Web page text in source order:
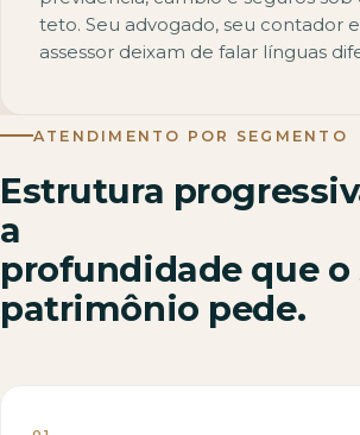
teto. Seu advogado, seu contador
assessor deixam de falar línguas
ATENDIMENTO POR SEGMENTO
Estrutura
a
profundidade que o
patrimônio pede.